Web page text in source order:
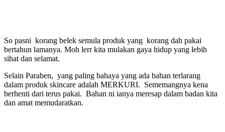
So pasni korang belek semula produk yang korang dah pakai
bertahun lamanya. Moh lerr kita mulakan gaya hidup yang lebih
sihat dan selamat.
Selain Paraben, yang paling bahaya yang ada bahan terlarang
dalam produk skincare adalah MERKURI. Sememangnya kena
berhenti dari terus pakai. Bahan ni ianya meresap dalam badan kita
dan amat memudaratkan.